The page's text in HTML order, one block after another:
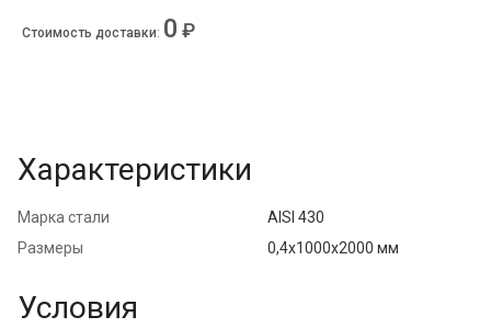
Стоимость доставки: 0 ₽
Характеристики
Марка стали
AISI 430
Размеры
0,4х1000х2000 мм
Условия